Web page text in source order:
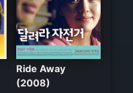
Ride Away
(2008)